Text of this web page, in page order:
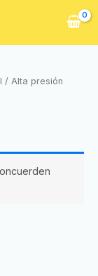
/ Alta presión